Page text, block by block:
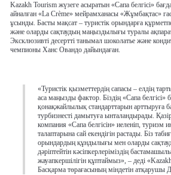
Kazakh Tourism жүзеге асыратын «Сапа белгісі»
айналған «La Crème» мейрамханасы «Жұмбақтас»
ұсынды. Басты мақсат – туристік орындарға
және оларды сақтаудың маңыздылығы туралы
Эксклюзивті десертті танымал шоколатье және
чемпионы Ханс Овандо дайындаған.
«Туристік қызметтердің сапасы – елдің
аса маңызды фактор. Біздің «Сапа белгісі»
қонақжайлылық стандарттарын арттыруға
турбизнесті дамытуға ынталандырады.
компания «Сапа белгісін» иеленіп, туризм
талаптарына сай екендігін растады. Біз
орындардың құндылығы мен оларды
дәріптейтін кәсіпкерлеріміздің
жауапкершілігін құптаймыз», – деді
Басқарма төрағасының міндетін атқарушы